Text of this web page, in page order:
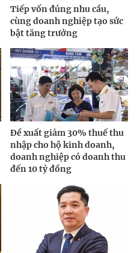
Tiếp vốn đúng nhu cầu,
cùng doanh nghiệp tạo sức
bật tăng trưởng
Đề xuất giảm 30% thuế thu
nhập cho hộ kinh doanh,
doanh nghiệp có doanh thu
đến 10 tỷ đồng